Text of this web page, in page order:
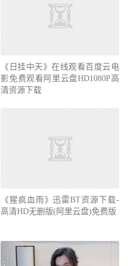
《日挂中天》在线观看百度云电
影免费观看阿里云盘HD1080P高
清资源下载
《猩疯血雨》迅雷BT资源下载-
高清HD无删版(阿里云盘)免费版